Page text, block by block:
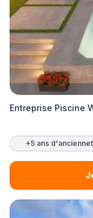
Entreprise Piscine
+5 ans